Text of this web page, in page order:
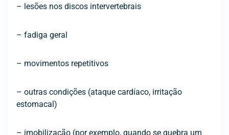
– lesões nos discos intervertebrais
– fadiga geral
– movimentos repetitivos
– outras condições (ataque cardíaco, irritação
estomacal)
– imobilização (por exemplo, quando se quebra um